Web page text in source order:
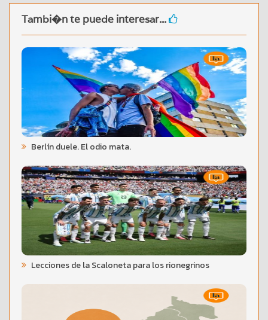
Tambi�n te puede interesar...
Berlín duele. El odio mata.
Lecciones de la Scaloneta para los rionegrinos